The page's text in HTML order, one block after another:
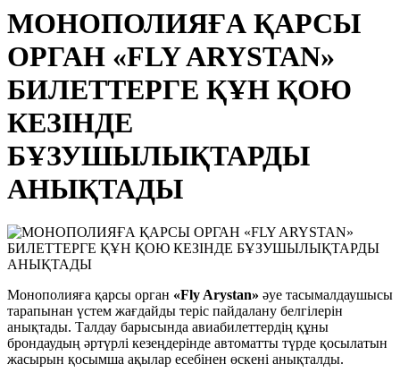
МОНОПОЛИЯҒА ҚАРСЫ
ОРГАН «FLY ARYSTAN»
БИЛЕТТЕРГЕ ҚҰН ҚОЮ
КЕЗІНДЕ
БҰЗУШЫЛЫҚТАРДЫ
АНЫҚТАДЫ
Монополияға қарсы орган «Fly Arystan» әуе тасымалдаушысы
тарапынан үстем жағдайды теріс пайдалану белгілерін
анықтады. Талдау барысында авиабилеттердің құны
брондаудың әртүрлі кезеңдерінде автоматты түрде қосылатын
жасырын қосымша ақылар есебінен өскені анықталды.